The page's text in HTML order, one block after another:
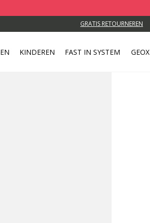
GRATIS RETOURNEREN
KINDEREN FAST IN SYSTEM